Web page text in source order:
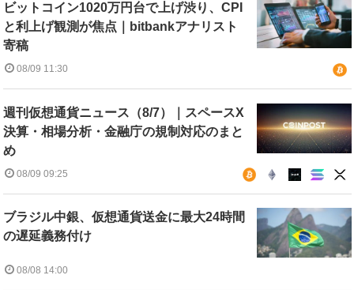
ビットコイン1020万円台で上げ渋り、CPI
と利上げ観測が焦点｜bitbankアナリスト
寄稿
08/09 11:30
週刊仮想通貨ニュース（8/7）｜スペースX
決算・相場分析・金融庁の規制対応のまと
め
08/09 09:25
ブラジル中銀、仮想通貨送金に最大24時間
の遅延義務付け
08/08 14:00